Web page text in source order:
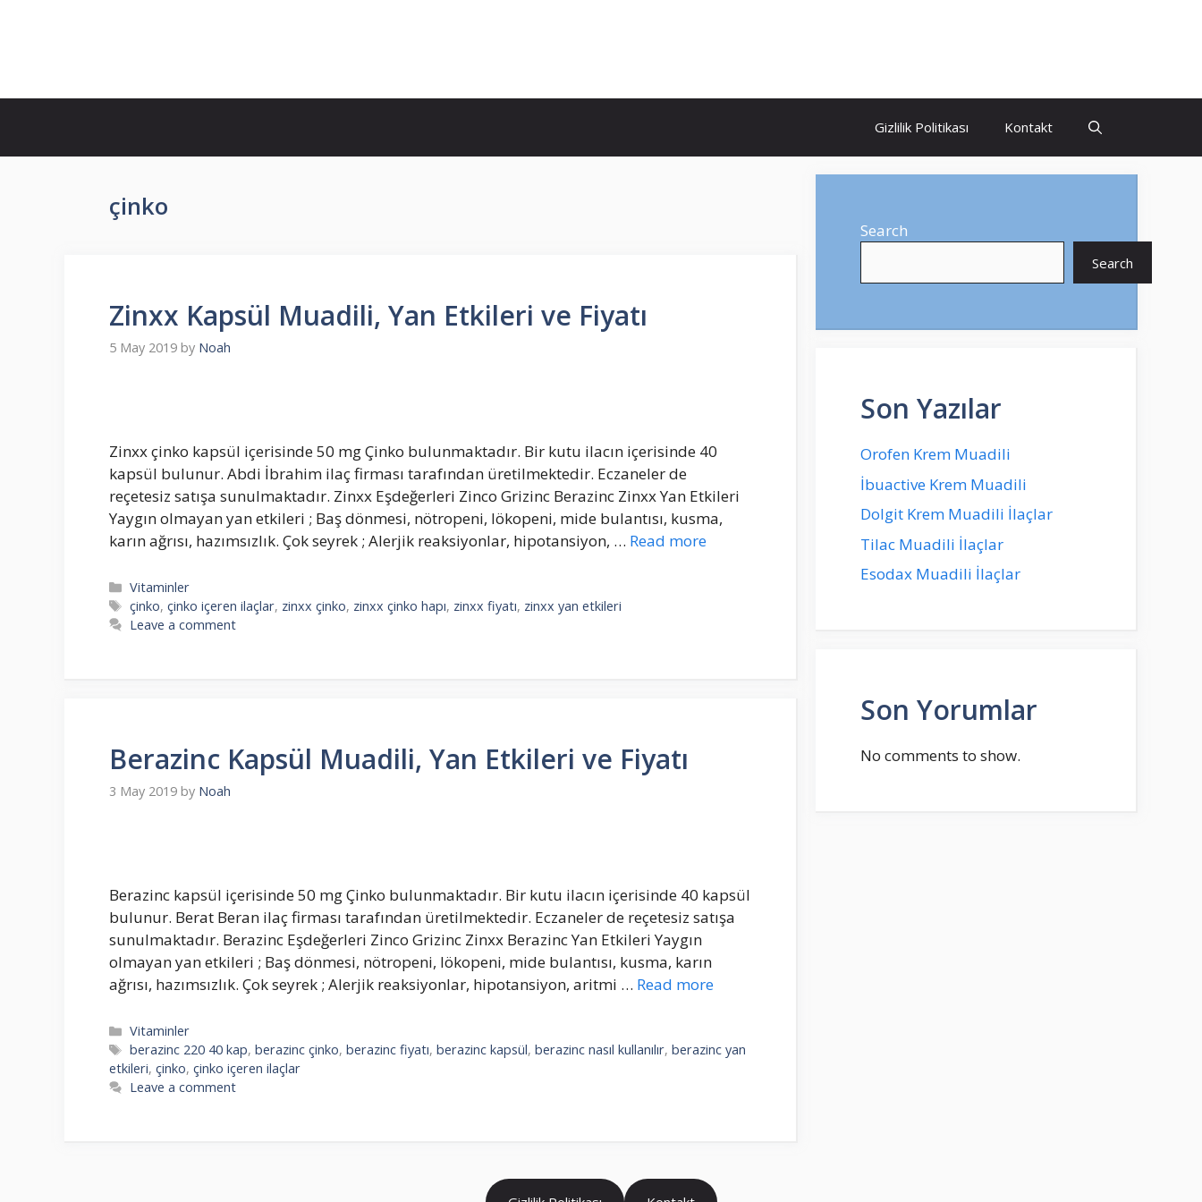
Gizlilik Politikası Kontakt
çinko
Zinxx Kapsül Muadili, Yan Etkileri ve Fiyatı
5 May 2019 by Noah
Zinxx çinko kapsül içerisinde 50 mg Çinko bulunmaktadır. Bir kutu ilacın içerisinde 40
kapsül bulunur. Abdi İbrahim ilaç firması tarafından üretilmektedir. Eczaneler de
reçetesiz satışa sunulmaktadır. Zinxx Eşdeğerleri Zinco Grizinc Berazinc Zinxx Yan Etkileri
Yaygın olmayan yan etkileri ; Baş dönmesi, nötropeni, lökopeni, mide bulantısı, kusma,
karın ağrısı, hazımsızlık. Çok seyrek ; Alerjik reaksiyonlar, hipotansiyon, … Read more
Categories
Vitaminler
Tags
çinko,çinko içeren ilaçlar, zinxx çinko, zinxx çinko hapı, zinxx fiyatı, zinxx yan etkileri
Leave a comment
Berazinc Kapsül Muadili, Yan Etkileri ve Fiyatı
3 May 2019 by Noah
Berazinc kapsül içerisinde 50 mg Çinko bulunmaktadır. Bir kutu ilacın içerisinde 40 kapsül
bulunur. Berat Beran ilaç firması tarafından üretilmektedir. Eczaneler de reçetesiz satışa
sunulmaktadır. Berazinc Eşdeğerleri Zinco Grizinc Zinxx Berazinc Yan Etkileri Yaygın
olmayan yan etkileri ; Baş dönmesi, nötropeni, lökopeni, mide bulantısı, kusma, karın
ağrısı, hazımsızlık. Çok seyrek ; Alerjik reaksiyonlar, hipotansiyon, aritmi … Read more
Categories
Vitaminler
Tags
berazinc 220 40 kap,berazinc çinko,berazinc fiyatı,berazinc kapsül,berazinc nasıl kullanılır,berazinc yan
etkileri, çinko, çinko içeren ilaçlar
Leave a comment
Search
Search
Son Yazılar
Orofen Krem Muadili
İbuactive Krem Muadili
Dolgit Krem Muadili İlaçlar
Tilac Muadili İlaçlar
Esodax Muadili İlaçlar
Son Yorumlar
No comments to show.